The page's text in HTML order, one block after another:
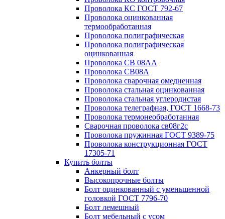
Проволока КС ГОСТ 792-67
Проволока оцинкованная
термообработанная
Проволока полиграфическая
Проволока полиграфическая
оцинкованная
Проволока СВ 08АА
Проволока СВ08А
Проволока сварочная омедненная
Проволока стальная оцинкованная
Проволока стальная углеродистая
Проволока телеграфная, ГОСТ 1668-73
Проволока термонеобработанная
Сварочная проволока св08г2с
Проволока пружинная ГОСТ 9389-75
Проволока конструкционная ГОСТ
17305-71
Купить болты
Анкерный болт
Высокопрочные болты
Болт оцинкованный с уменьшенной
головкой ГОСТ 7796-70
Болт лемешный
Болт мебельный с усом